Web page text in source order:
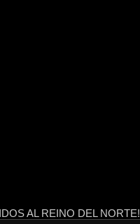
AL REINO DEL NORTE!